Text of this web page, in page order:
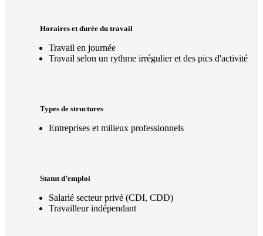
Horaires et durée du travail
Travail en journée
Travail selon un rythme irrégulier et des pics d'activité
Types de structures
Entreprises et milieux professionnels
Statut d’emploi
Salarié secteur privé (CDI, CDD)
Travailleur indépendant